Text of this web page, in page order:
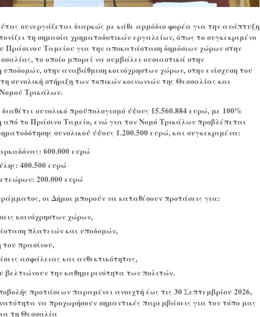
συνεργάζεται διαρκώς με κάθε αρμόδιο φορέα για την ανάπτυξη
τη σημασία χρηματοδοτικών εργαλείων, όπως το συγκεκριμένο
Πράσινου Ταμείου για την αποκατάσταση δημόσιων χώρων στην
το οποίο μπορεί να συμβάλει ουσιαστικά στην
στην αναβάθμιση κοινόχρηστων χώρων, στην ενίσχυση του
συνολική στήριξη των τοπικών κοινωνιών της Θεσσαλίας και
Τρικάλων.
συνολικό προϋπολογισμό ύψους 15.560.884 ευρώ, με 100%
από το Πράσινο Ταμείο, ενώ για τον Νομό Τρικάλων προβλέπεται
συνολικού ύψους 1.200.500 ευρώ, και συγκεκριμένα:
600.000 ευρώ
400.500 ευρώ
200.000 ευρώ
οι Δήμοι μπορούν να καταθέσουν προτάσεις για:
κοινόχρηστων χώρων,
πλατειών και υποδομών,
του πρασίνου,
ασφάλειας και ανθεκτικότητας,
βελτιώνουν την καθημερινότητα των πολιτών.
προτάσεων παραμένει ανοιχτή έως τις 30 Σεπτεμβρίου 2026,
να προχωρήσουν σημαντικές παρεμβάσεις για τον τόπο μας
τη Θεσσαλία